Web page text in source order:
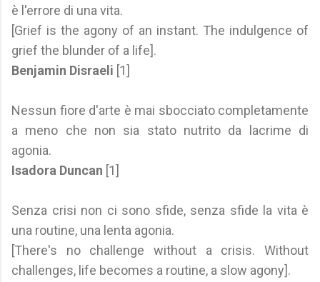
è l'errore di una vita.
[Grief is the agony of an instant. The indulgence of
grief the blunder of a life].
Benjamin Disraeli [1]
Nessun fiore d'arte è mai sbocciato completamente
a meno che non sia stato nutrito da lacrime di
agonia.
Isadora Duncan [1]
Senza crisi non ci sono sfide, senza sfide la vita è
una routine, una lenta agonia.
[There's no challenge without a crisis. Without
challenges, life becomes a routine, a slow agony].